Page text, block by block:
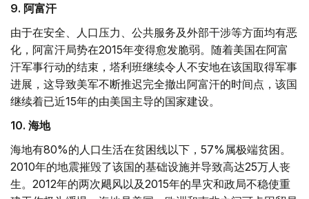
9. 阿富汗
由于在安全、人口压力、公共服务及外部干涉等方面均有恶
化，阿富汗局势在2015年变得愈发脆弱。随着美国在阿富
汗军事行动的结束，塔利班继续令人不安地在该国取得军事
进展，这导致美军不断推迟完全撤出阿富汗的时间点，该国
继续着已近15年的由美国主导的国家建设。
10. 海地
海地有80%的人口生活在贫困线以下，57%属极端贫困。
2010年的地震摧毁了该国的基础设施并导致高达25万人丧
生。2012年的两次飓风以及2015年的旱灾和政局不稳使重